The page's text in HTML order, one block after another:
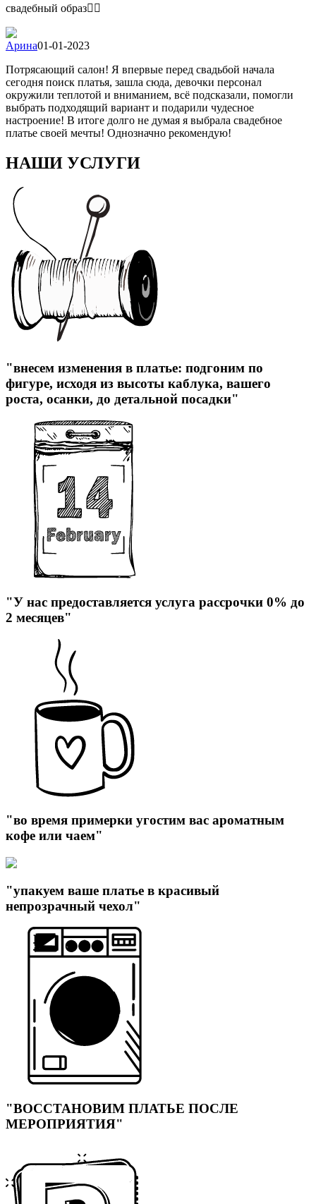
свадебный образ👍🏻
Арина01-01-2023
Потрясающий салон! Я впервые перед свадьбой начала
сегодня поиск платья, зашла сюда, девочки персонал
окружили теплотой и вниманием, всё подсказали, помогли
выбрать подходящий вариант и подарили чудесное
настроение! В итоге долго не думая я выбрала свадебное
платье своей мечты! Однозначно рекомендую!
НАШИ УСЛУГИ
"внесем изменения в платье: подгоним по
фигуре, исходя из высоты каблука, вашего
роста, осанки, до детальной посадки"
"У нас предоставляется услуга рассрочки 0% до
2 месяцев"
"во время примерки угостим вас ароматным
кофе или чаем"
"упакуем ваше платье в красивый
непрозрачный чехол"
"ВОССТАНОВИМ ПЛАТЬЕ ПОСЛЕ
МЕРОПРИЯТИЯ"